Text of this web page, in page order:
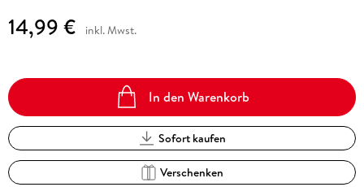
14,99 € inkl. Mwst.
In den Warenkorb
Sofort kaufen
Verschenken